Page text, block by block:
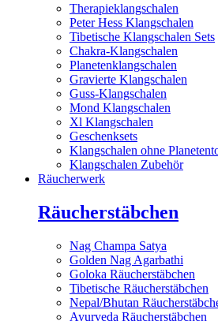
Therapieklangschalen
Peter Hess Klangschalen
Tibetische Klangschalen Sets
Chakra-Klangschalen
Planetenklangschalen
Gravierte Klangschalen
Guss-Klangschalen
Mond Klangschalen
Xl Klangschalen
Geschenksets
Klangschalen ohne
Klangschalen Zubehör
Räucherwerk
Räucherstäbchen
Nag Champa Satya
Golden Nag Agarbathi
Goloka Räucherstäbchen
Tibetische Räucherstäbchen
Nepal/Bhutan
Ayurveda Räucherstäbchen